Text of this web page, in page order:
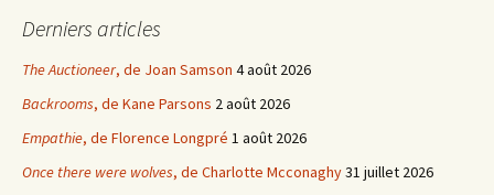
Derniers articles
The Auctioneer, de Joan Samson 4 août 2026
Backrooms, de Kane Parsons 2 août 2026
Empathie, de Florence Longpré 1 août 2026
Once there were wolves, de Charlotte Mcconaghy31 juillet 2026